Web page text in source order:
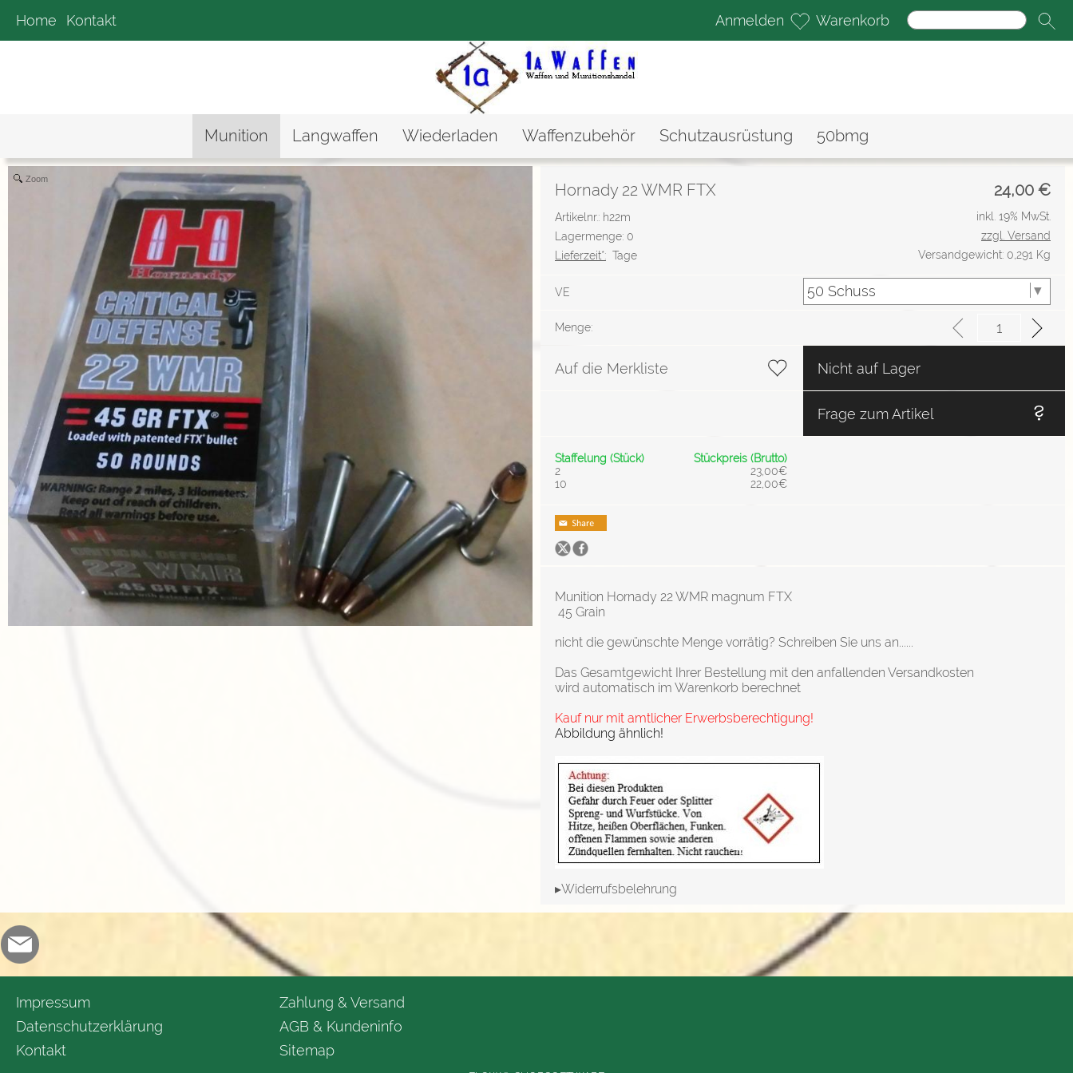
Home Kontakt Anmelden Warenkorb
Munition Langwaffen Wiederladen Waffenzubehör Schutzausrüstung 50bmg
Zoom
24,00 €
Hornady 22 WMR FTX
Artikelnr.: h22m
Lagermenge: 0
Lieferzeit*: Tage
inkl. 19% MwSt.
zzgl. Versand
Versandgewicht: 0,291 Kg
VE
Menge:
Auf die Merkliste Nicht auf Lager
Frage zum Artikel
Staffelung (Stück)
Stückpreis (Brutto)
2
23,00€
10
22,00€
Munition Hornady 22 WMR magnum FTX
45 Grain
nicht die gewünschte Menge vorrätig? Schreiben Sie uns an......
Das Gesamtgewicht Ihrer Bestellung mit den anfallenden Versandkosten
wird automatisch im Warenkorb berechnet
Kauf nur mit amtlicher Erwerbsberechtigung!
Abbildung ähnlich!
▸Widerrufsbelehrung
Impressum
Datenschutzerklärung
Kontakt
Zahlung & Versand
AGB & Kundeninfo
Sitemap